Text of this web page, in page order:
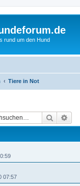
rund um den Hund
Tiere in Not
Suche
07:57